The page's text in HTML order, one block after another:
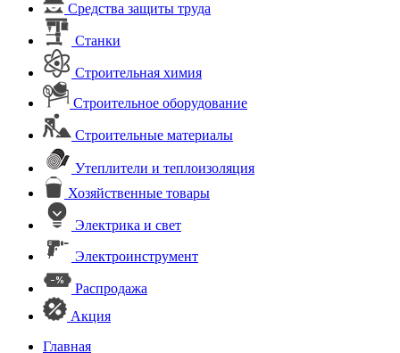
Средства защиты труда
Станки
Строительная химия
Строительное оборудование
Строительные материалы
Утеплители и теплоизоляция
Хозяйственные товары
Электрика и свет
Электроинструмент
Распродажа
Акция
Главная